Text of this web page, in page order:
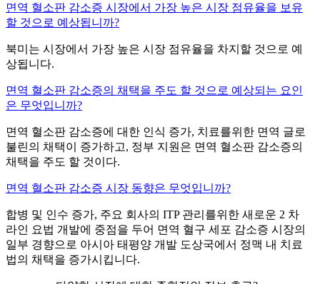
면역 혈소판 감소증 시장에서 가장 높은 시장 점유율을 보유
할 것으로 예상됩니까?
북미는 시장에서 가장 높은 시장 점유율을 차지할 것으로 예
상됩니다.
면역 혈소판 감소증의 채택을 주도 할 것으로 예상되는 요인
은 무엇입니까?
면역 혈소판 감소증에 대한 인식 증가, 치료를위한 면역 글로
불린의 채택이 증가하고, 정부 지원은 면역 혈소판 감소증의
채택을 주도 할 것이다.
면역 혈소판 감소증 시장 동향은 무엇입니까?
합병 및 인수 증가, 주요 회사의 ITP 관리를위한 새로운 2 차
라인 요법 개발에 중점을 두어 면역 혈구 세포 감소증 시장의
일부 경향으로 아시아 태평양 개발 도상국에서 정맥 내 치료
법의 채택을 증가시킵니다.